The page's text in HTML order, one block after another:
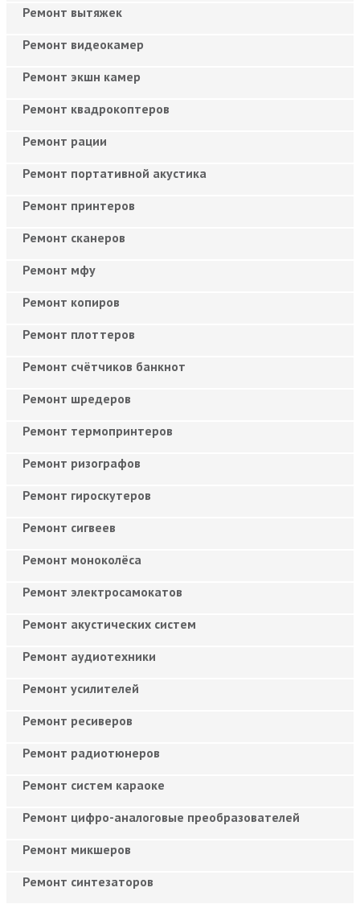
Ремонт вытяжек
Ремонт видеокамер
Ремонт экшн камер
Ремонт квадрокоптеров
Ремонт рации
Ремонт портативной акустика
Ремонт принтеров
Ремонт сканеров
Ремонт мфу
Ремонт копиров
Ремонт плоттеров
Ремонт счётчиков банкнот
Ремонт шредеров
Ремонт термопринтеров
Ремонт ризографов
Ремонт гироскутеров
Ремонт сигвеев
Ремонт моноколёса
Ремонт электросамокатов
Ремонт акустических систем
Ремонт аудиотехники
Ремонт усилителей
Ремонт ресиверов
Ремонт радиотюнеров
Ремонт систем караоке
Ремонт цифро-аналоговые преобразователей
Ремонт микшеров
Ремонт синтезаторов